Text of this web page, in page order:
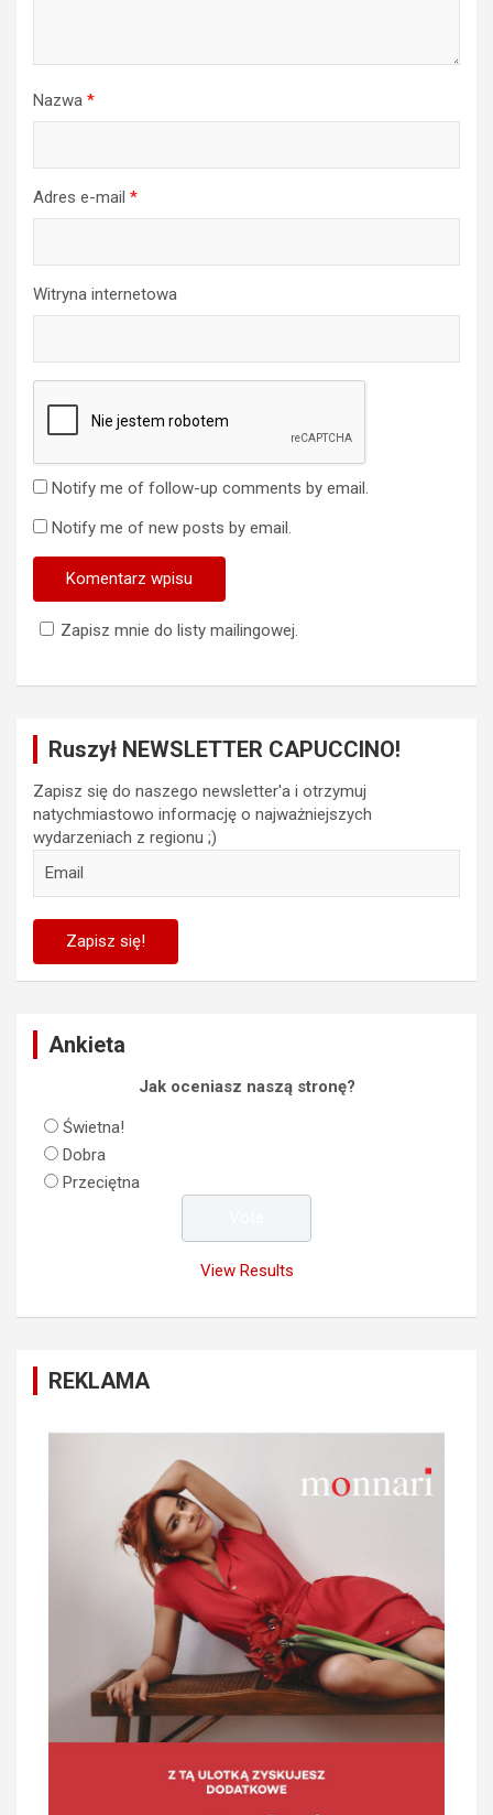
Nazwa *
Adres e-mail *
Witryna internetowa
Notify me of follow-up comments by email.
Notify me of new posts by email.
Zapisz mnie do listy mailingowej.
Ruszył NEWSLETTER CAPUCCINO!
Zapisz się do naszego newsletter'a i otrzymuj
natychmiastowo informację o najważniejszych
wydarzeniach z regionu ;)
Ankieta
Jak oceniasz naszą stronę?
Świetna!
Dobra
Przeciętna
View Results
REKLAMA